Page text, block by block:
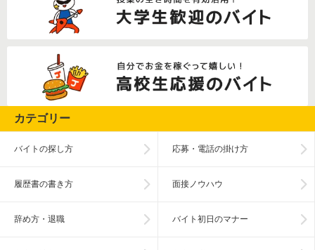
カテゴリー
バイトの探し方 応募・電話の掛け方
履歴書の書き方 面接ノウハウ
辞め方・退職 バイト初日のマナー